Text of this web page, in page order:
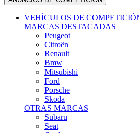
VEHÍCULOS DE COMPETICIÓN
MARCAS DESTACADAS
Peugeot
Citroën
Renault
Bmw
Mitsubishi
Ford
Porsche
Skoda
OTRAS MARCAS
Subaru
Seat
Opel